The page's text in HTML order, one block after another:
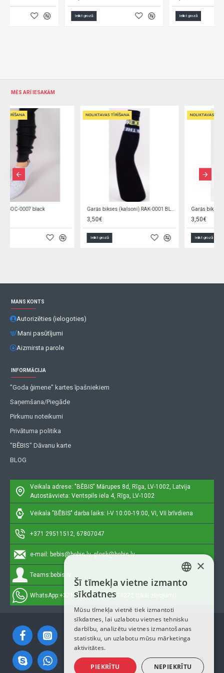
Ielikt grozā Ielikt grozā
MĒS ARĪ IESAKĀM
NOLIKTAVAS TĪRĪŠANA
Garās bikses (kalsoni) RAK-0001 BLACK
NOLIKTAVAS TĪRĪŠANA
Garās bikses (kalsoni) RAK-0001 DARK BLUE
MANS KONTS
Autorizēties (ielogoties)
Mani pasūtījumi
Aizmirsta parole
INFORMĀCIJA
"Goda ģimene" kartes īpašniekiem
Saņemšana/Piegāde
Pirkumu noteikumi
Privātuma politika
"BĒBIS" Dāvanu karte
BLOG
Veikala adrese: "BĒBIS" Mārupes 8d, Rīga, LV-1002, Latvija
Autostāvvieta: Ventspils iela 4, Rīga, LV-1002
Veikala "BĒBIS" darba laiks: I-V 10:00-19:00, VI, VII brīvdiena
+371 29511512, 67807047
e-mail: bebis@bebis.lv, glosk@bebis.lv
Teams: bebis.lv
WhatsApp:+371 29511512, 20579272 (tikai ziņojumi)
LATVIAN
ENGLISH
×
Šī tīmekļa vietne izmanto
sīkdatnes
Mūsu tīmekļa vietnē tiek izmantoti
sīkdatnes, lai uzlabotu vietnes tehnisku
darbību, analizētu vietnes izmantošanas
statistiku, un uzlabotu mūsu mārketinga
aktivitātes.
PIEKRĪTU NEPIEKRĪTU